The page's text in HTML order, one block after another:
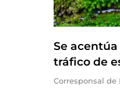
Se
tráfico de
Corresponsal de